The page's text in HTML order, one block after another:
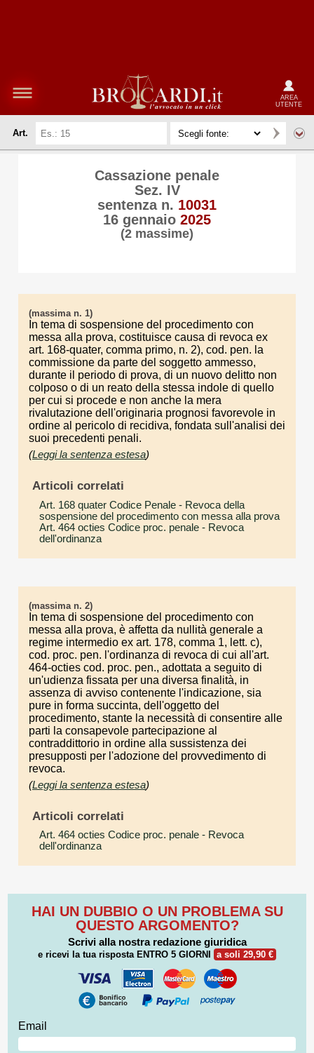
AREA
UTENTE
Art.
Cassazione penale
Sez. IV
sentenza n. 10031
16 gennaio 2025
(2 massime)
(massima n. 1)
In tema di sospensione del procedimento con
messa alla prova, costituisce causa di revoca ex
art. 168-quater, comma primo, n. 2), cod. pen. la
commissione da parte del soggetto ammesso,
durante il periodo di prova, di un nuovo delitto non
colposo o di un reato della stessa indole di quello
per cui si procede e non anche la mera
rivalutazione dell'originaria prognosi favorevole in
ordine al pericolo di recidiva, fondata sull'analisi dei
suoi precedenti penali.
(Leggi la sentenza estesa)
Articoli correlati
Art. 168 quater Codice Penale - Revoca della
sospensione del procedimento con messa alla prova
Art. 464 octies Codice proc. penale - Revoca
dell'ordinanza
(massima n. 2)
In tema di sospensione del procedimento con
messa alla prova, è affetta da nullità generale a
regime intermedio ex art. 178, comma 1, lett. c),
cod. proc. pen. l'ordinanza di revoca di cui all'art.
464-octies cod. proc. pen., adottata a seguito di
un'udienza fissata per una diversa finalità, in
assenza di avviso contenente l'indicazione, sia
pure in forma succinta, dell'oggetto del
procedimento, stante la necessità di consentire alle
parti la consapevole partecipazione al
contraddittorio in ordine alla sussistenza dei
presupposti per l'adozione del provvedimento di
revoca.
(Leggi la sentenza estesa)
Articoli correlati
Art. 464 octies Codice proc. penale - Revoca
dell'ordinanza
HAI UN DUBBIO O UN PROBLEMA SU
QUESTO ARGOMENTO?
Scrivi alla nostra redazione giuridica
e ricevi la tua risposta ENTRO 5 GIORNI a soli 29,90 €
Email